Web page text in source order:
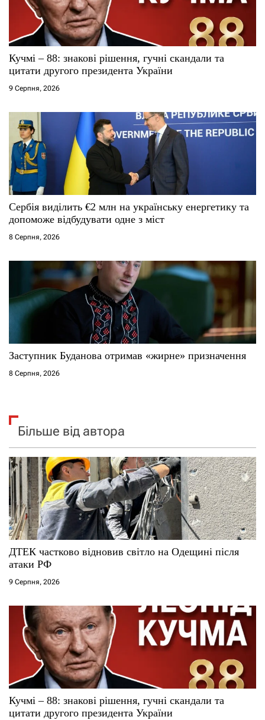
с
і
в
Кучмі – 88: знакові рішення, гучні скандали та
цитати другого президента України
9 Серпня, 2026
Сербія виділить €2 млн на українську енергетику та
допоможе відбудувати одне з міст
8 Серпня, 2026
Заступник Буданова отримав «жирне» призначення
8 Серпня, 2026
Більше від автора
ДТЕК частково відновив світло на Одещині після
атаки РФ
9 Серпня, 2026
Кучмі – 88: знакові рішення, гучні скандали та
цитати другого президента України